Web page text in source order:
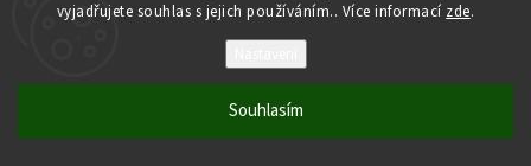
vyjadřujete souhlas s jejich používáním.. Více informací zde.
Souhlasím
Reklamace/odstoupení od smlouvy
Nakupujte chytře se Skip Pay